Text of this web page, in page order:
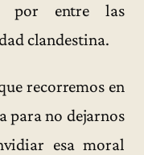
por entre las
clandestina.
recorremos en
para no dejarnos
esa moral